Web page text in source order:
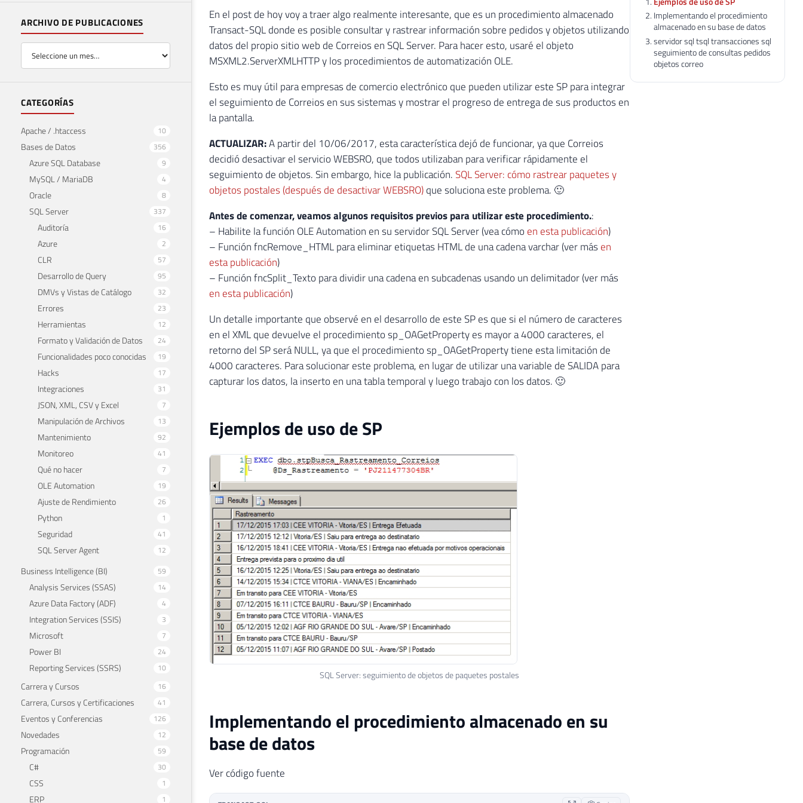
ARCHIVO DE PUBLICACIONES
CATEGORÍAS
Apache / .htaccess 10
Bases de Datos 356
Azure SQL Database 9
MySQL / MariaDB 4
Oracle 8
SQL Server 337
Auditoría 16
Azure 2
CLR 57
Desarrollo de Query 95
DMVs y Vistas de Catálogo 32
Errores 23
Herramientas 12
Formato y Validación de Datos 24
Funcionalidades poco conocidas 19
Hacks 17
Integraciones 31
JSON, XML, CSV y Excel 7
Manipulación de Archivos 13
Mantenimiento 92
Monitoreo 41
Qué no hacer 7
OLE Automation 19
Ajuste de Rendimiento 26
Python 1
Seguridad 41
SQL Server Agent 12
Business Intelligence (BI) 59
Analysis Services (SSAS) 14
Azure Data Factory (ADF) 4
Integration Services (SSIS) 3
Microsoft 7
Power BI 24
Reporting Services (SSRS) 10
Carrera y Cursos 16
Carrera, Cursos y Certificaciones 41
Eventos y Conferencias 126
Novedades 12
Programación 59
C# 30
CSS 1
ERP 1
En el post de hoy voy a traer algo realmente interesante, que es un procedimiento almacenado
Transact-SQL donde es posible consultar y rastrear información sobre pedidos y objetos utilizando
datos del propio sitio web de Correios en SQL Server. Para hacer esto, usaré el objeto
MSXML2.ServerXMLHTTP y los procedimientos de automatización OLE.
Esto es muy útil para empresas de comercio electrónico que pueden utilizar este SP para integrar
el seguimiento de Correios en sus sistemas y mostrar el progreso de entrega de sus productos en
la pantalla.
ACTUALIZAR:A partir del 10/06/2017, esta característica dejó de funcionar, ya que Correios
decidió desactivar el servicio WEBSRO, que todos utilizaban para verificar rápidamente el
seguimiento de objetos. Sin embargo, hice la publicación.SQL Server: cómo rastrear paquetes y
objetos postales (después de desactivar WEBSRO)que soluciona este problema. 🙂
Antes de comenzar, veamos algunos requisitos previos para utilizar este procedimiento.:
– Habilite la función OLE Automation en su servidor SQL Server (vea cómo en esta publicación)
– Función fncRemove_HTML para eliminar etiquetas HTML de una cadena varchar (ver más en
esta publicación)
– Función fncSplit_Texto para dividir una cadena en subcadenas usando un delimitador (ver más
en esta publicación)
Un detalle importante que observé en el desarrollo de este SP es que si el número de caracteres
en el XML que devuelve el procedimiento sp_OAGetProperty es mayor a 4000 caracteres, el
retorno del SP será NULL, ya que el procedimiento sp_OAGetProperty tiene esta limitación de
4000 caracteres. Para solucionar este problema, en lugar de utilizar una variable de SALIDA para
capturar los datos, la inserto en una tabla temporal y luego trabajo con los datos. 🙂
Ejemplos de uso de SP
SQL Server: seguimiento de objetos de paquetes postales
Implementando el procedimiento almacenado en su
base de datos
Ver código fuente
Implementando el procedimiento
almacenado en su base de datos
servidor sql tsql transacciones sql
seguimiento de consultas pedidos
objetos correo